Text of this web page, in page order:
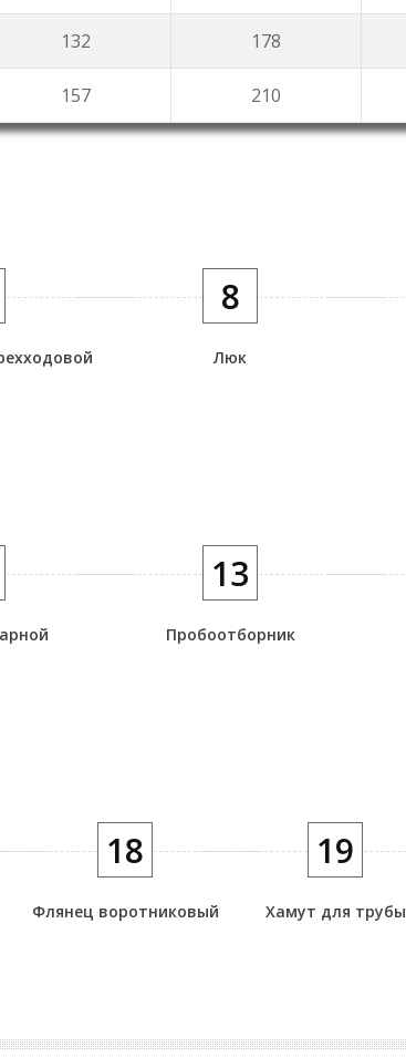
132 178
157 210
8
Люк
13
Пробоотборник
18
Флянец воротниковый
19
Хамут для трубы